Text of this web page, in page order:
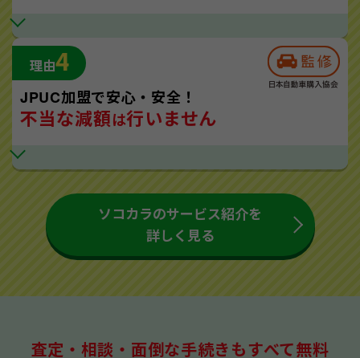
理由4
JPUC加盟で安心・安全！
不当な減額は行いません
ソコカラのサービス紹介を
詳しく見る
査定・相談・面倒な手続きもすべて無料